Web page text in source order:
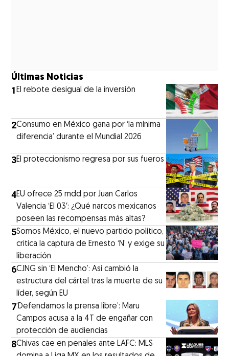
Últimas Noticias
1El rebote desigual de la inversión
2Consumo en México gana por ‘la mínima
diferencia’ durante el Mundial 2026
3El proteccionismo regresa por sus fueros
4EU ofrece 25 mdd por Juan Carlos
Valencia ‘El 03′: ¿Qué narcos mexicanos
poseen las recompensas más altas?
5Somos México, el nuevo partido político,
critica la captura de Ernesto ‘N’ y exige su
liberación
6CJNG sin ‘El Mencho’: Así cambió la
estructura del cártel tras la muerte de su
líder, según EU
7‘Defendamos la prensa libre’: Maru
Campos acusa a la 4T de engañar con
protección de audiencias
8Chivas cae en penales ante LAFC: MLS